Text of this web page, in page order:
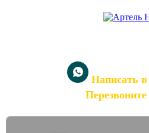
Написать